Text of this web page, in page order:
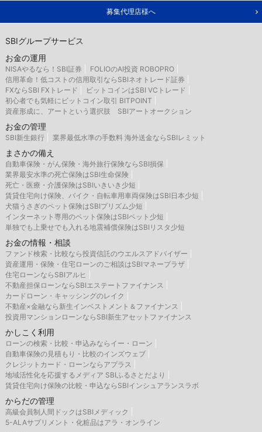
募集代理店様へ
SBIグループサービス
お金の運用
NISAやるなら！SBI証券
FOLIOのAI投資 ROBOPRO
信用革命！低コストの信用取引ならSBIネオトレード証券
FXならSBI FXトレード
ビットコインはSBI VCトレード
初心者でも気軽にビットコイン取引 BITPOINT
資産形成に、アートという選択肢 SBIアートオークション
お金の管理
SBI新生銀行 業界最低水準の手数料 海外送金ならSBIレミット
まさかの備え
自動車保険・がん保険・海外旅行保険ならSBI損保
業界最安水準の死亡保険はSBI生命保険
死亡・医療・介護保険はSBIいきいき少短
賃貸住宅向け保険、バイク・自転車用車両保険はSBI日本少短
犬猫うさぎのペット保険はSBIプリズム少短
インターネット専用のペット保険はSBIペット少短
単独でも上乗せでも入れる地震補償保険はSBIリスタ少短
お金の情報・相談
ファンド検索・比較なら投資信託のウエルスアドバイザー
資産運用・保険・住宅ローンのご相談はSBIマネープラザ
住宅ローンならSBIアルヒ
不動産担保ローンならSBIエステートファイナンス
カードローン・キャッシングのレイク
不動産×金融なら新生インベストメント＆ファイナンス
投資用マンションローンならSBI新生アセットファイナンス
かしこく利用
ローンの検索・比較・申込みならイー・ローン
自動車保険の見積もり・比較のインズウェブ
クレジットカード・ローンならアプラス
地域活性化を応援するメディア SBIふるさとだより
賃貸住宅向け保険の比較・申込ならSBIインシュアランスラボ
からだの管理
高級会員制人間ドックはSBIメディック
5-ALAサプリメント・化粧品はアラ・オンライン